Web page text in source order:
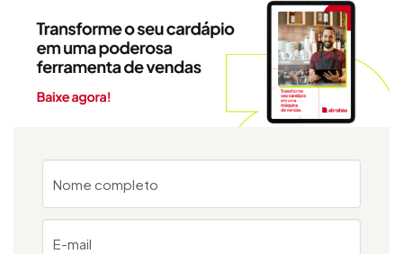
Nome completo
E-mail